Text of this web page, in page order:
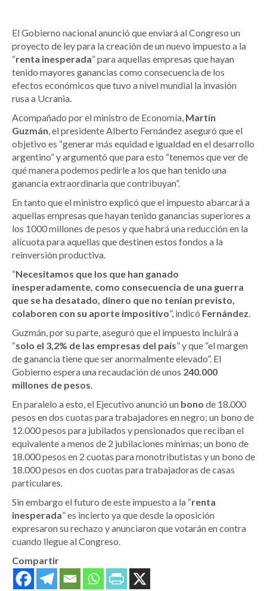
El Gobierno nacional anunció que enviará al Congreso un
proyecto de ley para la creación de un nuevo impuesto a la
“renta inesperada” para aquellas empresas que hayan
tenido mayores ganancias como consecuencia de los
efectos económicos que tuvo a nivel mundial la invasión
rusa a Ucrania.
Acompañado por el ministro de Economía, Martín
Guzmán, el presidente Alberto Fernández aseguró que el
objetivo es “generar más equidad e igualdad en el desarrollo
argentino” y argumentó que para esto “tenemos que ver de
qué manera podemos pedirle a los que han tenido una
ganancia extraordinaria que contribuyan”.
En tanto que el ministro explicó que el impuesto abarcará a
aquellas empresas que hayan tenido ganancias superiores a
los 1000 millones de pesos y que habrá una reducción en la
alícuota para aquellas que destinen estos fondos a la
reinversión productiva.
“Necesitamos que los que han ganado
inesperadamente, como consecuencia de una guerra
que se ha desatado, dinero que no tenían previsto,
colaboren con su aporte impositivo”, indicó Fernández.
Guzmán, por su parte, aseguró que el impuesto incluirá a
“solo el 3,2% de las empresas del país” y que “el margen
de ganancia tiene que ser anormalmente elevado”. El
Gobierno espera una recaudación de unos 240.000
millones de pesos.
En paralelo a esto, el Ejecutivo anunció un bono de 18.000
pesos en dos cuotas para trabajadores en negro; un bono de
12.000 pesos para jubilados y pensionados que reciban el
equivalente a menos de 2 jubilaciones mínimas; un bono de
18.000 pesos en 2 cuotas para monotributistas y un bono de
18.000 pesos en dos cuotas para trabajadoras de casas
particulares.
Sin embargo el futuro de este impuesto a la “renta
inesperada” es incierto ya que desde la oposición
expresaron su rechazo y anunciaron que votarán en contra
cuando llegue al Congreso.
Compartir